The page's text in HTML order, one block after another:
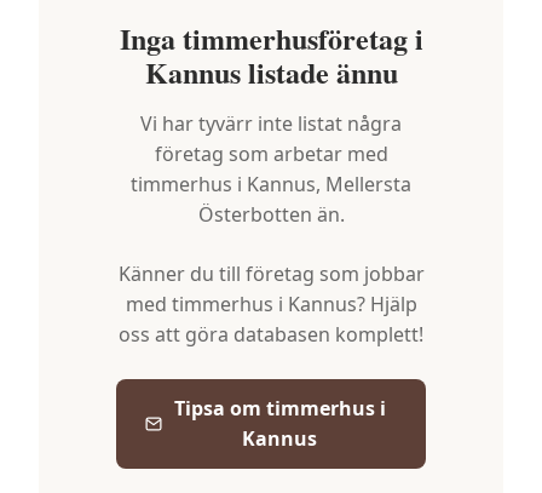
Inga timmerhusföretag i
Kannuslistade ännu
Vi har tyvärr inte listat några
företag som arbetar med
timmerhus i Kannus, Mellersta
Österbotten än.
Känner du till företag som jobbar
med timmerhus i Kannus? Hjälp
oss att göra databasen komplett!
Tipsa om timmerhus i
Kannus